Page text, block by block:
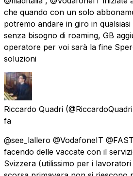
che quando con un solo
potremo andare in giro in
senza bisogno di roaming, GB
operatore per voi sarà la fine
soluzioni
Riccardo Quadri
fa
@see_lallero @VodafoneIT
facendo delle vaccate con il
Svizzera (utilissimo per i